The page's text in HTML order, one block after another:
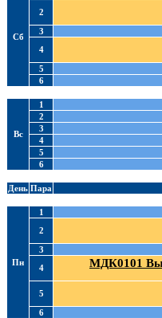
Сб
2
3
4
5
6
Вс
1
2
3
4
5
6
День Пара
Пн
1
2
3
4
МДК0101
5
6